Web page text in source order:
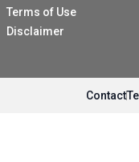
Demain marquera
années au cours
Près de 34
personnes sur
Terms of Use
Disclaimer
Contact